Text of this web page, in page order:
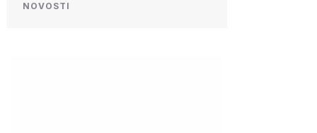
NOVOSTI